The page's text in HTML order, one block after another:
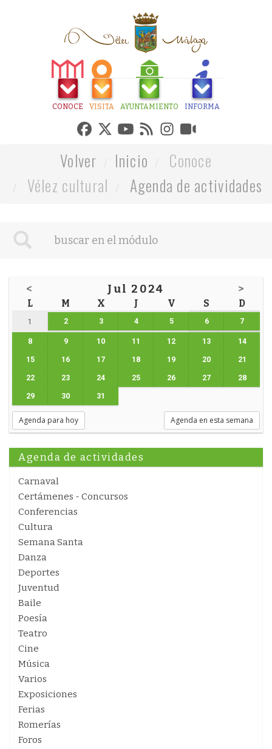
CONOCE VISITA AYUNTAMIENTO INFORMA
Volver Inicio
Conoce
Vélez cultural
Agenda de actividades
< Jul 2024 >
L M X J V S D
1 2 3 4 5 6 7
8 9 10 11 12 13 14
15 16 17 18 19 20 21
22 23 24 25 26 27 28
29 30 31
Agenda para hoy Agenda en esta semana
Agenda de actividades
Carnaval
Certámenes - Concursos
Conferencias
Cultura
Semana Santa
Danza
Deportes
Juventud
Baile
Poesía
Teatro
Cine
Música
Varios
Exposiciones
Ferias
Romerías
Foros